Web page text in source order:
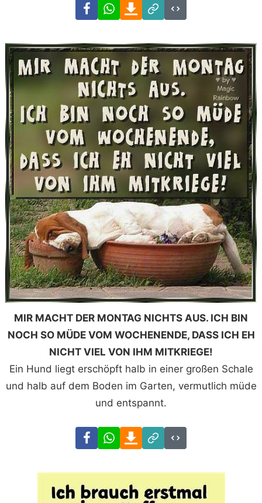
FacebookWhatsAppDownload
Link
Code
MIR MACHT DER MONTAG NICHTS AUS. ICH BIN
NOCH SO MÜDE VOM WOCHENENDE, DASS ICH EH
NICHT VIEL VON IHM MITKRIEGE!
Ein Hund liegt erschöpft halb in einer großen Schale
und halb auf dem Boden im Garten, vermutlich müde
und entspannt.
FacebookWhatsAppDownload
Link
Code